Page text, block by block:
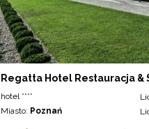
Regatta Hotel Restauracja &
hotel ****
Miasto: Poznań